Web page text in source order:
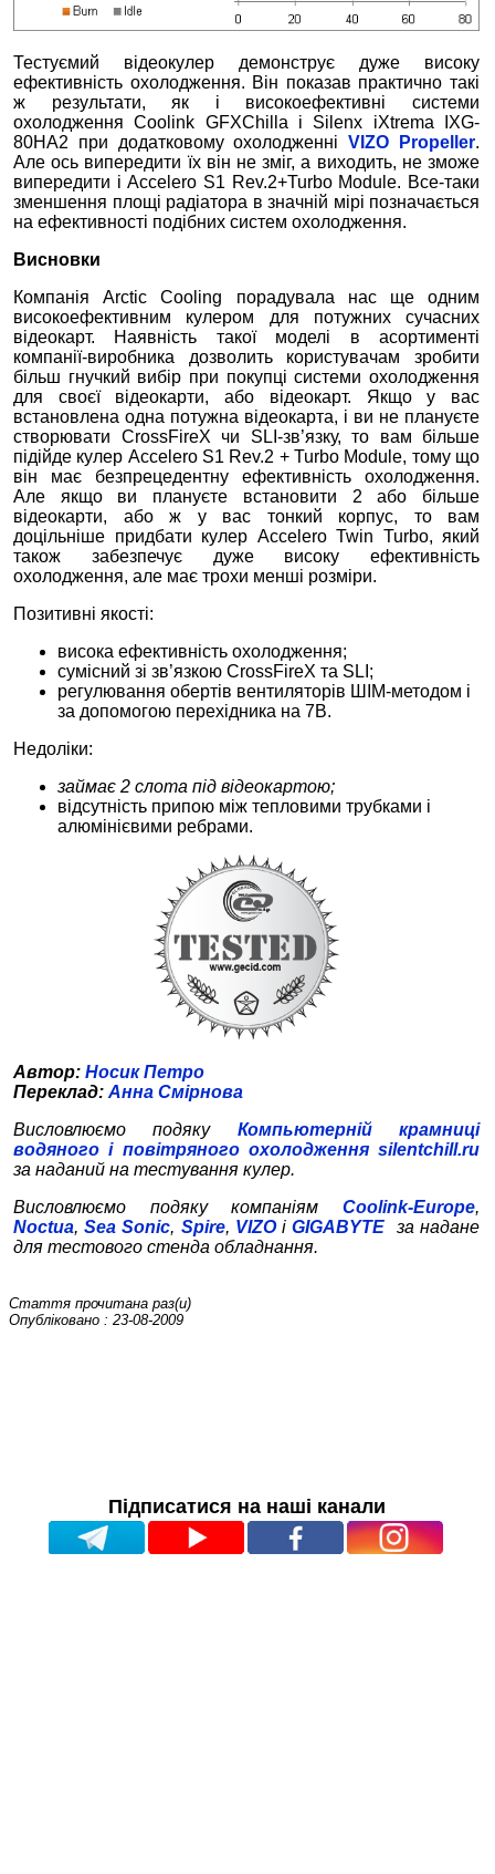
Тестуємий відеокулер демонструє дуже високу
ефективність охолодження. Він показав практично такі
ж результати, як і високоефективні системи
охолодження Coolink GFXChilla і Silenx iXtrema IXG-
80HA2 при додатковому охолодженніVIZO Propeller.
Але ось випередити їх він не зміг, а виходить, не зможе
випередити і Accelero S1 Rev.2+Turbo Module. Все-таки
зменшення площі радіатора в значній мірі позначається
на ефективності подібних систем охолодження.
Висновки
Компанія Arctic Cooling порадувала нас ще одним
високоефективним кулером для потужних сучасних
відеокарт. Наявність такої моделі в асортименті
компанії-виробника дозволить користувачам зробити
більш гнучкий вибір при покупці системи охолодження
для своєї відеокарти, або відеокарт. Якщо у вас
встановлена одна потужна відеокарта, і ви не плануєте
створювати CrossFireХ чи SLI-зв’язку, то вам більше
підійде кулер Accelero S1 Rev.2 + Turbo Module, тому що
він має безпрецедентну ефективність охолодження.
Але якщо ви плануєте встановити 2 або більше
відеокарти, або ж у вас тонкий корпус, то вам
доцільніше придбати кулер Accelero Twin Turbo, який
також забезпечує дуже високу ефективність
охолодження, але має трохи менші розміри.
Позитивні якості:
висока ефективність охолодження;
сумісний зі зв’язкою CrossFireХ та SLI;
регулювання обертів вентиляторів ШІМ-методом і
за допомогою перехідника на 7В.
Недоліки:
займає 2 слота під відеокартою;
відсутність припою між тепловими трубками і
алюмінієвими ребрами.
Автор: Носик Петро
Переклад:Анна Смірнова
Висловлюємо подяку Компьютерній крамниці
водяного і повітряного охолодження silentchill.ru
за наданий на тестування кулер.
Висловлюємо подяку компаніямCoolink-Europe,
Noctua,Sea Sonic, Spire, VIZOіGIGABYTE
за надане
для тестового стенда обладнання.
Стаття прочитана раз(и)
Опубліковано : 23-08-2009
Підписатися на наші канали